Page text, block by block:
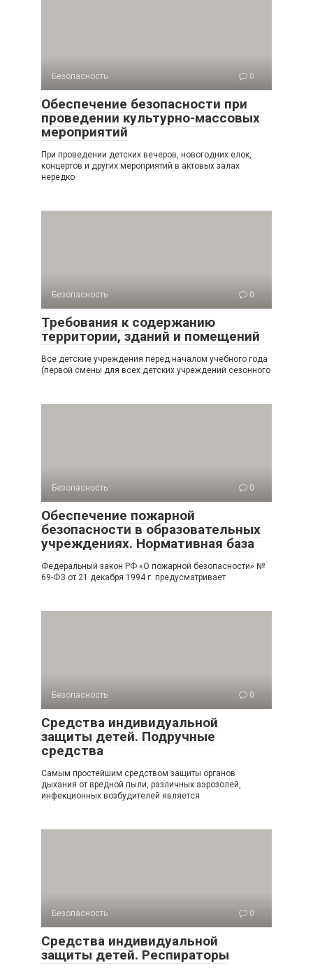
Безопасность 0
Обеспечение безопасности при
проведении культурно-массовых
мероприятий
При проведении детских вечеров, новогодних елок,
концертов и других мероприятий в актовых залах
нередко
Безопасность 0
Требования к содержанию
территории, зданий и помещений
Все детские учреждения перед началом учебного года
(первой смены для всех дет­ских учреждений сезонного
Безопасность 0
Обеспечение пожарной
безопасности в образовательных
учреждениях. Нормативная база
Федеральный закон РФ «О пожарной безопасности» №
69-ФЗ от 21 декабря 1994 г. предусматривает
Безопасность 0
Средства индивидуальной
защиты детей. Подручные
средства
Самым простейшим средством защиты органов
дыхания от вредной пыли, различ­ных аэрозолей,
инфекционных возбудителей является
Безопасность 0
Средства индивидуальной
защиты детей. Респираторы